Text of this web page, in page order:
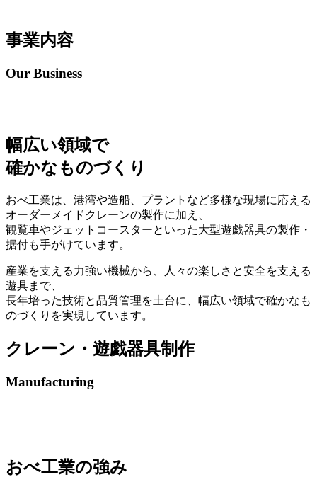
事業内容
Our Business
幅広い領域で
確かなものづくり
おべ工業は、港湾や造船、プラントなど多様な現場に応える
オーダーメイドクレーンの製作に加え、
観覧車やジェットコースターといった大型遊戯器具の製作・
据付も手がけています。
産業を支える力強い機械から、人々の楽しさと安全を支える
遊具まで、
長年培った技術と品質管理を土台に、幅広い領域で確かなも
のづくりを実現しています。
クレーン・遊戯器具制作
Manufacturing
おべ工業の強み